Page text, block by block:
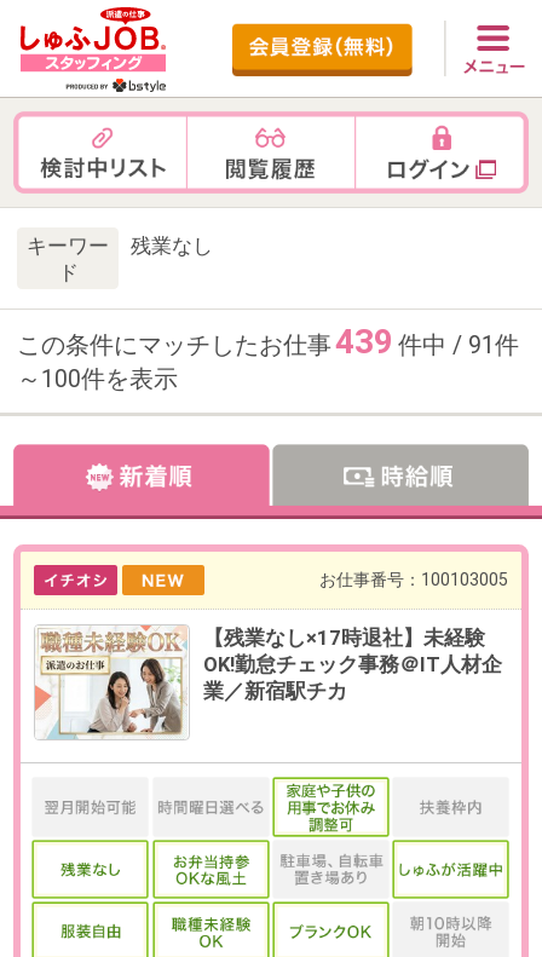
キーワー
ド
残業なし
この条件にマッチしたお仕事
～100件を表示
お仕事番号：100103005
【残業なし×17時退社】未経験
OK!勤怠チェック事務＠IT人材企
業／新宿駅チカ
最寄り駅
新宿駅 徒歩6分 / 新宿三丁目
駅 徒歩2分 / 新宿御苑前駅 徒
9:00～17:00（休憩60分／実働7時
間）
ありません。
週5日（月～金）
※お休み相談も柔軟にご対応いただ
けます。